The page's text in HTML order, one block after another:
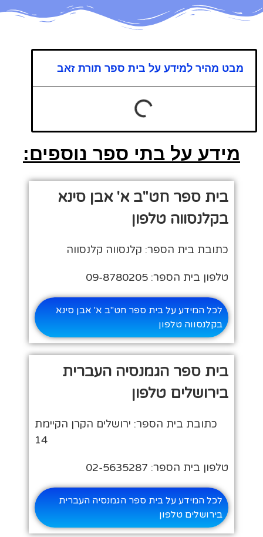
מבט מהיר למידע על בית ספר תורת זאב
מידע על בתי ספר נוספים:
בית ספר חט"ב א' אבן סינא
בקלנסווה טלפון
כתובת בית הספר: קלנסווה קלנסווה
טלפון בית הספר: 09-8780205
לכל המידע על בית ספר חט"ב א' אבן סינא
בקלנסווה טלפון
בית ספר הגמנסיה העברית
בירושלים טלפון
כתובת בית הספר: ירושלים הקרן הקיימת
14
טלפון בית הספר: 02-5635287
לכל המידע על בית ספר הגמנסיה העברית
בירושלים טלפון